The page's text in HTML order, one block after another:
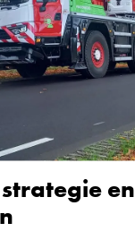
strategie en